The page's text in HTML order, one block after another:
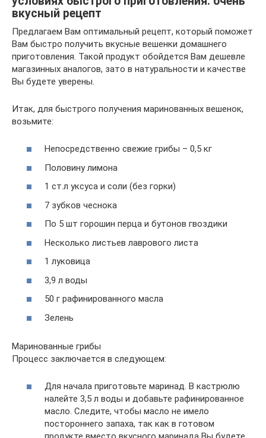
вкусный рецепт
Предлагаем Вам оптимальный рецепт, который поможет
Вам быстро получить вкусные вешенки домашнего
приготовления. Такой продукт обойдется Вам дешевле
магазинных аналогов, зато в натуральности и качестве
Вы будете уверены.
Итак, для быстрого получения маринованных вешенок,
возьмите:
Непосредственно свежие грибы – 0,5 кг
Половину лимона
1 ст.л уксуса и соли (без горки)
7 зубков чеснока
По 5 шт горошин перца и бутонов гвоздики
Несколько листьев лаврового листа
1 луковица
3,9 л воды
50 г рафинированного масла
Зелень
Маринованные грибы
Процесс заключается в следующем:
Для начала приготовьте маринад. В кастрюлю
налейте 3,5 л воды и добавьте рафинированное
масло. Следите, чтобы масло не имело
постороннего запаха, так как в готовом